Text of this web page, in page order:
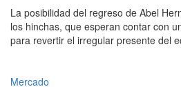
La posibilidad del regreso de Abel
los hinchas, que esperan contar con
para revertir el irregular presente del
Mercado